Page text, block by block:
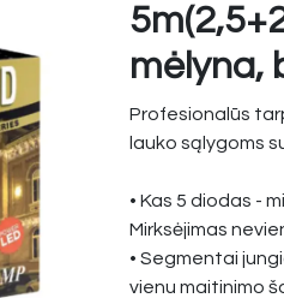
mėlyna,
Profesionalūs
lauko sąlygoms
• Kas 5 diodas -
Mirksėjimas
• Segmentai
vienu maitinimo